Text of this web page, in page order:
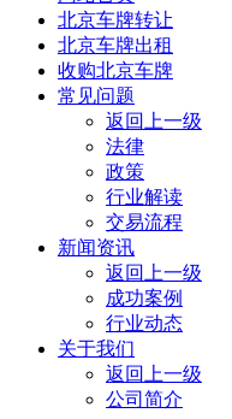
北京车牌转让
北京车牌出租
收购北京车牌
常见问题
返回上一级
法律
政策
行业解读
交易流程
新闻资讯
返回上一级
成功案例
行业动态
关于我们
返回上一级
公司简介